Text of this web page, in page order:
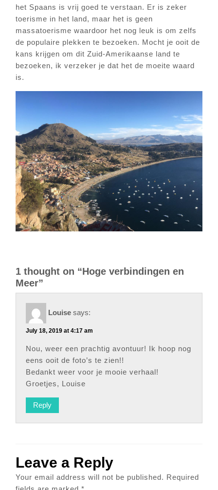
het Spaans is vrij goed te verstaan. Er is zeker
toerisme in het land, maar het is geen
massatoerisme waardoor het nog leuk is om zelfs
de populaire plekken te bezoeken. Mocht je ooit de
kans krijgen om dit Zuid-Amerikaanse land te
bezoeken, ik verzeker je dat het de moeite waard
is.
1 thought on “Hoge verbindingen en
Meer”
Louise says:
July 18, 2019 at 4:17 am
Nou, weer een prachtig avontuur! Ik hoop nog
eens ooit de foto’s te zien!!
Bedankt weer voor je mooie verhaal!
Groetjes, Louise
Reply
Leave a Reply
Your email address will not be published. Required